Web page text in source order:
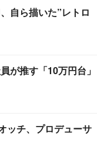
自ら描いた”レトロ
が推す「10万円台」
ッチ、プロデューサ